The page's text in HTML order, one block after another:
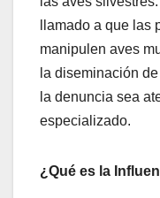
llamado a que las
manipulen aves
la diseminación
la denuncia sea
especializado.
¿Qué es la